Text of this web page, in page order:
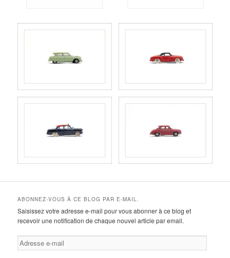
ABONNEZ-VOUS À CE BLOG PAR E-MAIL.
Saisissez votre adresse e-mail pour vous abonner à ce blog et
recevoir une notification de chaque nouvel article par email.
Adresse
e-